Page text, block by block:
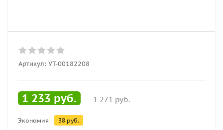
Артикул: УТ-00182208
1 233 руб. 1 271руб.
Экономия 38 руб.